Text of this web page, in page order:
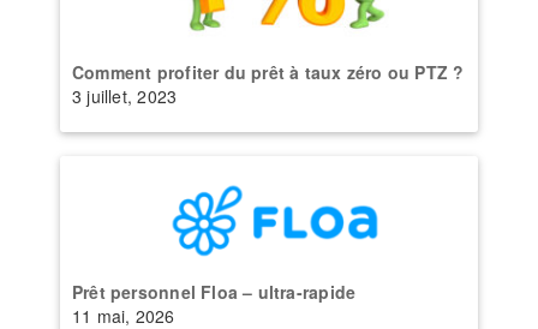
Comment profiter du prêt à taux zéro ou PTZ ?
3 juillet, 2023
Prêt personnel Floa – ultra-rapide
11 mai, 2026